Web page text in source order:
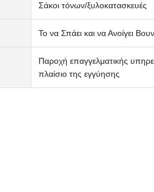
Σάκοι τόνων/ξυλοκατασκευές
Το να Σπάει και να Ανοίγει
Παροχή επαγγελματικής
πλαίσιο της εγγύησης